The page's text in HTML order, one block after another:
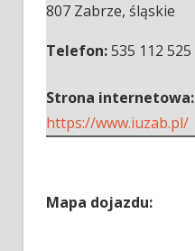
807 Zabrze, śląskie
Telefon:535 112 525
Strona internetowa:
https://www.iuzab.pl/
Mapa dojazdu: